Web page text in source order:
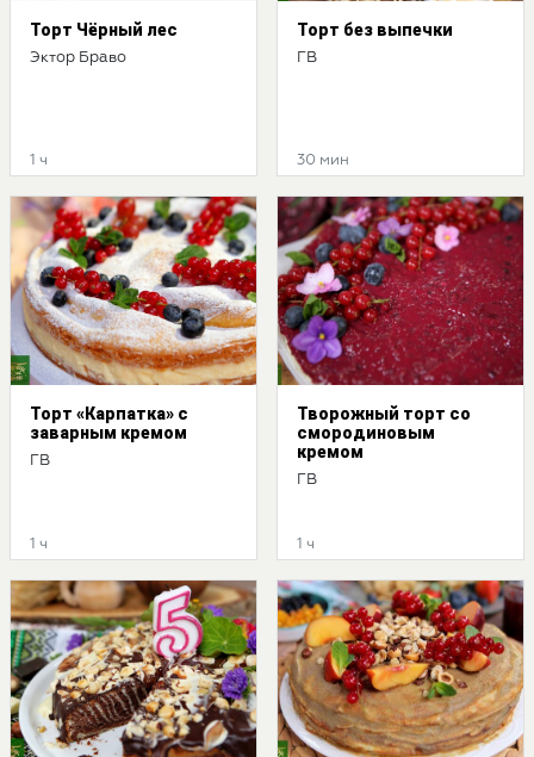
Торт Чёрный лес
Эктор Браво
1 ч
Торт без выпечки
ГВ
30 мин
Торт «Карпатка» с
заварным кремом
ГВ
1 ч
Творожный торт со
смородиновым
кремом
ГВ
1 ч